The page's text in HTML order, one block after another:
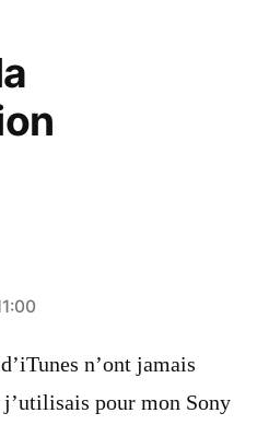
n’ont jamais
pour mon Sony